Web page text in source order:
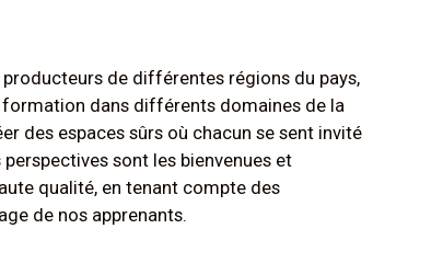
de différentes régions du pays,
dans différents domaines de la
des espaces sûrs où chacun se sent invité
sont les bienvenues et
qualité, en tenant compte des
de nos apprenants.